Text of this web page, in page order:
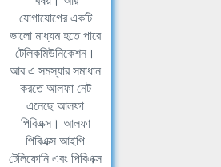
যোগাযোগের একটি
ভালো মাধ্যম হতে পারে
টেলিকমিউনিকেশন।
আর এ সমস্যার সমাধান
করতে আলফা নেট
এনেছে আলফা
পিবিএক্স। আলফা
পিবিএক্স আইপি
টেলিফোনি এবং পিবিএক্স